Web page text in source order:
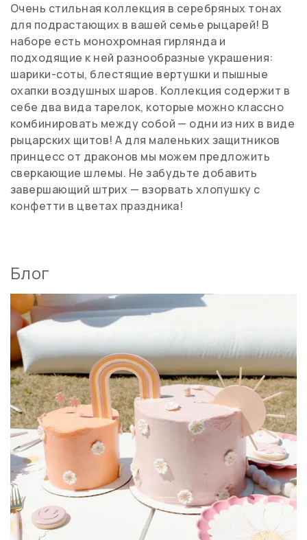
Очень стильная коллекция в серебряных тонах
для подрастающих в вашей семье рыцарей! В
наборе есть монохромная гирлянда и
подходящие к ней разнообразные украшения:
шарики-соты, блестящие вертушки и пышные
охапки воздушных шаров. Коллекция содержит в
себе два вида тарелок, которые можно классно
комбинировать между собой — одни из них в виде
рыцарских щитов! А для маленьких защитников
принцесс от драконов мы можем предложить
сверкающие шлемы. Не забудьте добавить
завершающий штрих — взорвать хлопушку с
конфетти в цветах праздника!
Блог